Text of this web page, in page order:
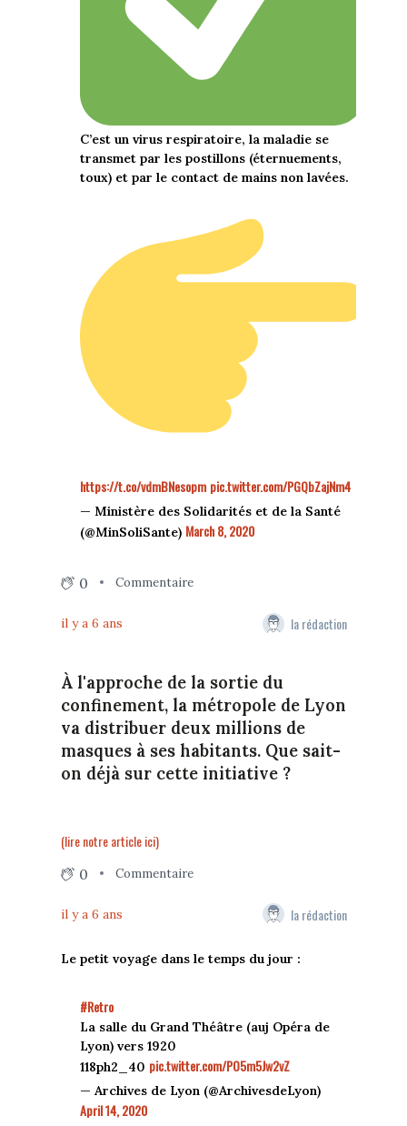
C’est un virus respiratoire, la maladie se
transmet par les postillons (éternuements,
toux) et par le contact de mains non lavées.
https://t.co/vdmBNesopm pic.twitter.com/PGQbZajNm4
— Ministère des Solidarités et de la Santé
(@MinSoliSante) March 8, 2020
0 Commentaire
il y a 6 ans la rédaction
À l'approche de la sortie du
confinement, la métropole de Lyon
va distribuer deux millions de
masques à ses habitants. Que sait-
on déjà sur cette initiative ?
(lire notre article ici)
0 Commentaire
il y a 6 ans la rédaction
Le petit voyage dans le temps du jour :
#Retro
La salle du Grand Théâtre (auj Opéra de
Lyon) vers 1920
118ph2_40 pic.twitter.com/PO5m5Jw2vZ
— Archives de Lyon (@ArchivesdeLyon)
April 14, 2020